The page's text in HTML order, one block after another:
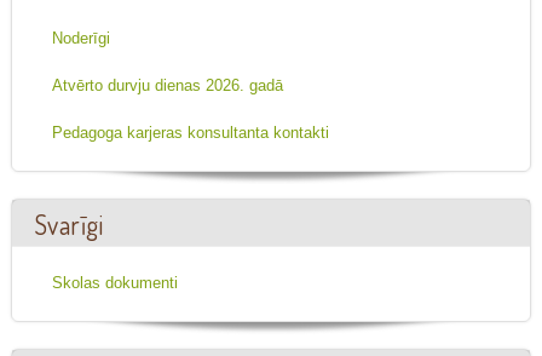
Noderīgi
Atvērto durvju dienas 2026. gadā
Pedagoga karjeras konsultanta kontakti
Svarīgi
Skolas dokumenti